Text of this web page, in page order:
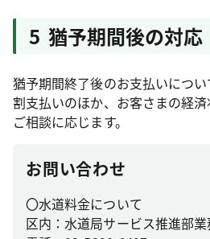
5 猶予期間後の対応
猶予期間終了後のお支払いにつ
割支払いのほか、お客さまの経
ご相談に応じます。
お問い合わせ
〇水道料金について
区内：水道局サービス推進部